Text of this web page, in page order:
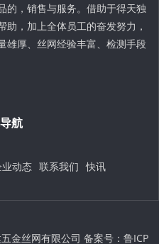
的，销售与服务。借助于得天独
，加上全体员工的奋发努力，
雄厚、丝网经验丰富、检测手段
航
动态 联系我们 快讯
金丝网有限公司 备案号： 鲁ICP